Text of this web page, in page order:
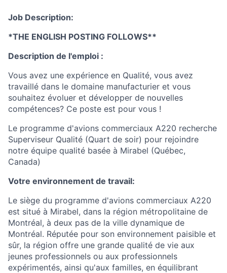
Job Description:
*THE ENGLISH POSTING FOLLOWS**
Description de l'emploi :
Vous avez une expérience en Qualité, vous avez
travaillé dans le domaine manufacturier et vous
souhaitez évoluer et développer de nouvelles
compétences? Ce poste est pour vous !
Le programme d'avions commerciaux A220 recherche
Superviseur Qualité (Quart de soir) pour rejoindre
notre équipe qualité basée à Mirabel (Québec,
Canada)
Votre environnement de travail:
Le siège du programme d'avions commerciaux A220
est situé à Mirabel, dans la région métropolitaine de
Montréal, à deux pas de la ville dynamique de
Montréal. Réputée pour son environnement paisible et
sûr, la région offre une grande qualité de vie aux
jeunes professionnels ou aux professionnels
expérimentés, ainsi qu'aux familles, en équilibrant